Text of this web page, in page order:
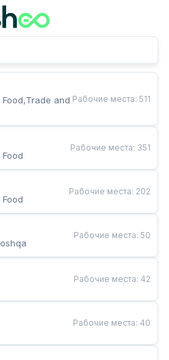
and Рабочие места: 511
Рабочие места: 351
Рабочие места: 202
Рабочие места: 50
Рабочие места: 42
Рабочие места: 40